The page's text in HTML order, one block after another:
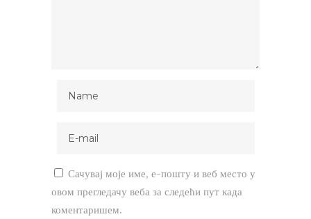
Сачувај моје име, е-пошту и веб место у
овом прегледачу веба за следећи пут када
коментаришем.